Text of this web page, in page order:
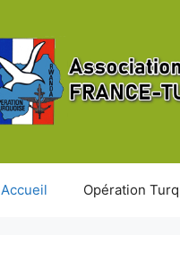
Accueil Opération